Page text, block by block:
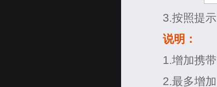
3.按照提示
说明：
1.增加携带
2.最多增加